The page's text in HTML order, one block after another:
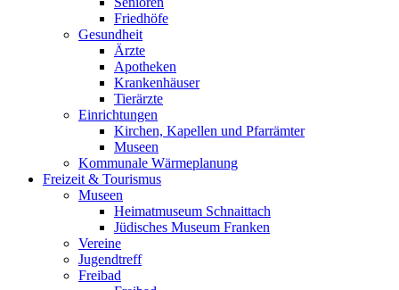
Friedhöfe
Gesundheit
Ärzte
Apotheken
Krankenhäuser
Tierärzte
Einrichtungen
Kirchen, Kapellen und Pfarrämter
Museen
Kommunale Wärmeplanung
Freizeit & Tourismus
Museen
Heimatmuseum Schnaittach
Jüdisches Museum Franken
Vereine
Jugendtreff
Freibad